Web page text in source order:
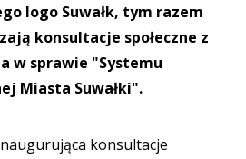
logo Suwałk, tym razem
konsultacje społeczne z
w sprawie "Systemu
Miasta Suwałki".
konsultacje